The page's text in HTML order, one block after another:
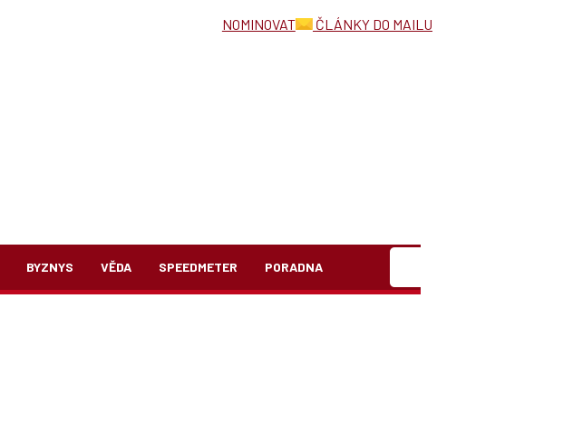
BYZNYS VĚDA SPEEDMETER PORADNA
NOMINOVAT ČLÁNKY DO MAILU